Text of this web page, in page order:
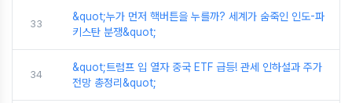
33
&quot;누가 먼저 핵버튼을 누를까? 세계가 숨죽인 인도-파
키스탄 분쟁&quot;
34
&quot;트럼프 입 열자 중국 ETF 급등! 관세 인하설과 주가
전망 총정리&quot;